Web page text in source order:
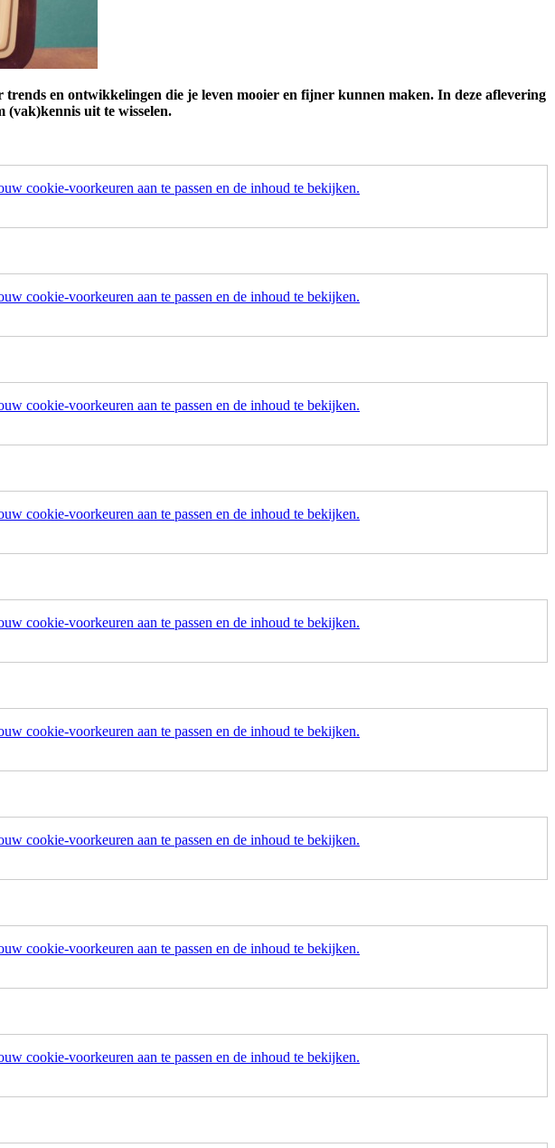
trends en ontwikkelingen die je leven mooier en fijner kunnen maken. In deze aflevering
(vak)kennis uit te wisselen.
cookie-voorkeuren aan te passen en de inhoud te bekijken.
cookie-voorkeuren aan te passen en de inhoud te bekijken.
cookie-voorkeuren aan te passen en de inhoud te bekijken.
cookie-voorkeuren aan te passen en de inhoud te bekijken.
cookie-voorkeuren aan te passen en de inhoud te bekijken.
cookie-voorkeuren aan te passen en de inhoud te bekijken.
cookie-voorkeuren aan te passen en de inhoud te bekijken.
cookie-voorkeuren aan te passen en de inhoud te bekijken.
cookie-voorkeuren aan te passen en de inhoud te bekijken.